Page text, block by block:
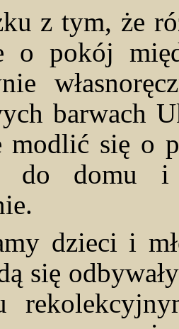
z tym, że
o pokój
barwach
modlić się o
do domu
dzieci i
się